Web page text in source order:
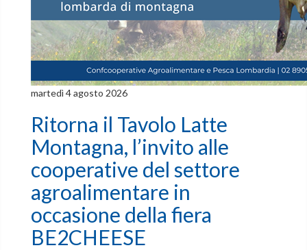
martedì 4 agosto 2026
Ritorna il Tavolo Latte
Montagna, l’invito alle
cooperative del settore
agroalimentare in
occasione della fiera
BE2CHEESE